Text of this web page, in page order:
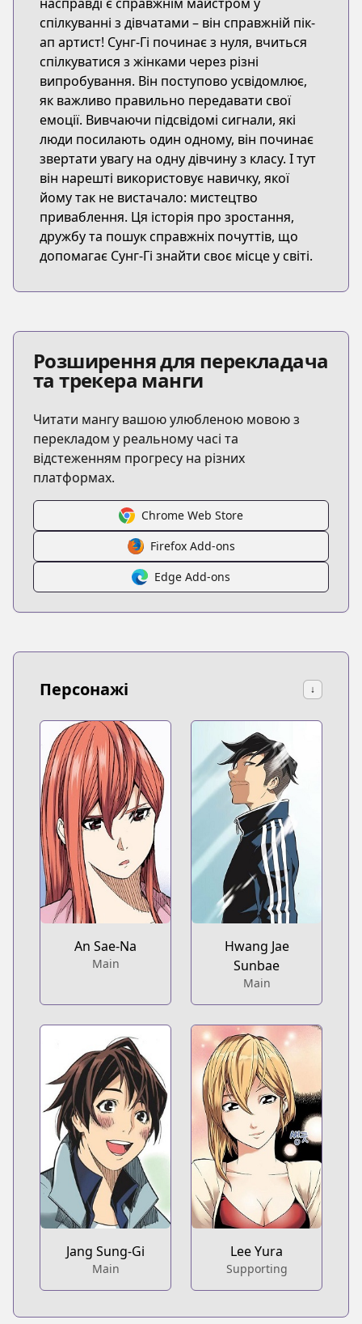
спілкуванні з дівчатами – він справжній пік-
ап артист! Сунг-Гі починає з нуля, вчиться
спілкуватися з жінками через різні
випробування. Він поступово усвідомлює,
як важливо правильно передавати свої
емоції. Вивчаючи підсвідомі сигнали, які
люди посилають один одному, він починає
звертати увагу на одну дівчину з класу. І тут
він нарешті використовує навичку, якої
йому так не вистачало: мистецтво
приваблення. Ця історія про зростання,
дружбу та пошук справжніх почуттів, що
допомагає Сунг-Гі знайти своє місце у світі.
Розширення для перекладача
та трекера манги
Читати мангу вашою улюбленою мовою з
перекладом у реальному часі та
відстеженням прогресу на різних
платформах.
Chrome Web Store
Firefox Add-ons
Edge Add-ons
Персонажі ↓
An Sae-Na
Main
Hwang Jae
Sunbae
Main
Jang Sung-Gi
Main
Lee Yura
Supporting